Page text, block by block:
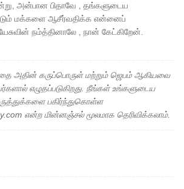
அன்பான பிதாவே , தங்களுடைய
மக்களை ஆசீர்வதிக்க என்னைப்
நம்த்தினாலே , நான் கேட்கிறேன்.
அதின் கருப்பொருள் மற்றும் ஜெபம் ஆகியவை
எழுதப்படுகிறது. நீங்கள் உங்களுடைய
பகிர்ந்துகொள்ள
என்ற மின்னஞ்சல் மூலமாக தெரிவிக்கலாம்.